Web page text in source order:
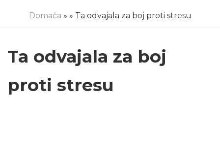
Domača » » Ta odvajala za boj proti stresu
Ta odvajala za boj
proti stresu